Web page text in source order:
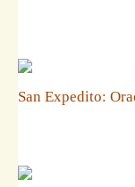
San Expedito: